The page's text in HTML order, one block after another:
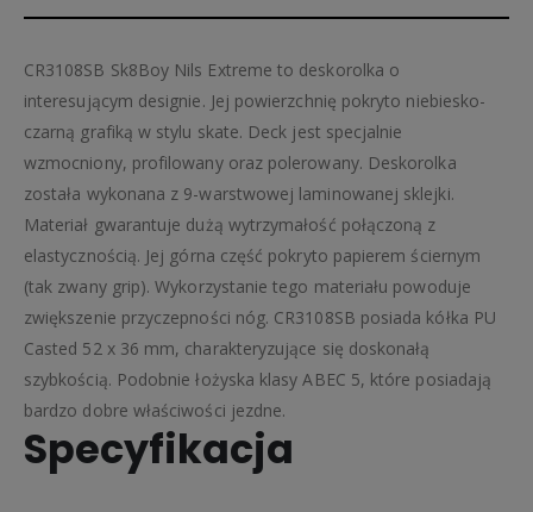
CR3108SB Sk8Boy Nils Extreme to deskorolka o
interesującym designie. Jej powierzchnię pokryto niebiesko-
czarną grafiką w stylu skate. Deck jest specjalnie
wzmocniony, profilowany oraz polerowany. Deskorolka
została wykonana z 9-warstwowej laminowanej sklejki.
Materiał gwarantuje dużą wytrzymałość połączoną z
elastycznością. Jej górna część pokryto papierem ściernym
(tak zwany grip). Wykorzystanie tego materiału powoduje
zwiększenie przyczepności nóg. CR3108SB posiada kółka PU
Casted 52 x 36 mm, charakteryzujące się doskonałą
szybkością. Podobnie łożyska klasy ABEC 5, które posiadają
bardzo dobre właściwości jezdne.
Specyfikacja